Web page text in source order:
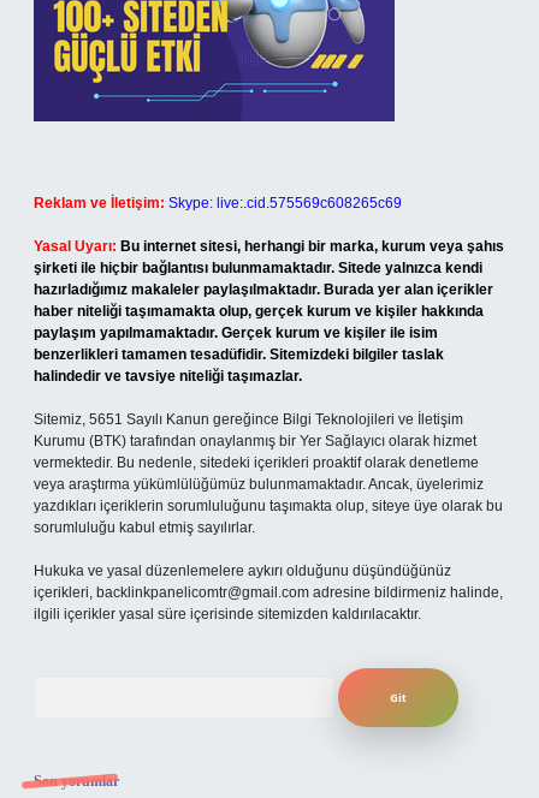
Reklam ve İletişim: Skype: live:.cid.575569c608265c69
Yasal Uyarı: Bu internet sitesi, herhangi bir marka, kurum veya şahıs
şirketi ile hiçbir bağlantısı bulunmamaktadır. Sitede yalnızca kendi
hazırladığımız makaleler paylaşılmaktadır. Burada yer alan içerikler
haber niteliği taşımamakta olup, gerçek kurum ve kişiler hakkında
paylaşım yapılmamaktadır. Gerçek kurum ve kişiler ile isim
benzerlikleri tamamen tesadüfidir. Sitemizdeki bilgiler taslak
halindedir ve tavsiye niteliği taşımazlar.
Sitemiz, 5651 Sayılı Kanun gereğince Bilgi Teknolojileri ve İletişim
Kurumu (BTK) tarafından onaylanmış bir Yer Sağlayıcı olarak hizmet
vermektedir. Bu nedenle, sitedeki içerikleri proaktif olarak denetleme
veya araştırma yükümlülüğümüz bulunmamaktadır. Ancak, üyelerimiz
yazdıkları içeriklerin sorumluluğunu taşımakta olup, siteye üye olarak bu
sorumluluğu kabul etmiş sayılırlar.
Hukuka ve yasal düzenlemelere aykırı olduğunu düşündüğünüz
içerikleri, backlinkpanelicomtr@gmail.com adresine bildirmeniz halinde,
ilgili içerikler yasal süre içerisinde sitemizden kaldırılacaktır.
Son yorumlar